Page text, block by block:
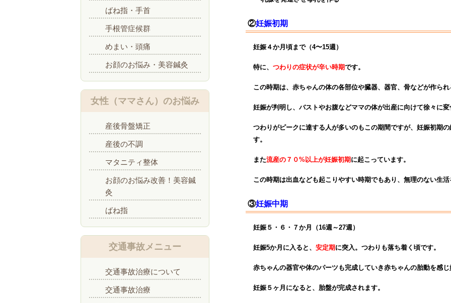
②妊娠初期
妊娠４か月頃まで（4〜15週）
特に、 つわりの症状が辛い時期です。
この時期は、赤ちゃんの体の各部位や臓器、 器官、骨などが作ら
妊娠が判明し、バストやお腹などママの体が出産に向けて徐々に
つわりがピークに達する人が多いのもこの期間ですが、 妊娠初期
す。
また流産の７０%以上が妊娠初期に起こっています。
この時期は出血なども起こりやすい時期でもあり、 無理のない生
③妊娠中期
妊娠５・６・７か月（16週～27週）
妊娠5か月に入ると、 安定期に突入。 つわりも落ち着く頃です。
赤ちゃんの器官や体のパーツも完成していき赤ちゃんの胎動を感
妊娠５ヶ月になると、 胎盤が完成されます。
ばね指・手首
手根管症候群
めまい・頭痛
お顔のお悩み・美容鍼灸
女性（ママさん）のお悩み
産後骨盤矯正
産後の不調
マタニティ整体
お顔のお悩み改善！美容鍼
灸
ばね指
交通事故メニュー
交通事故治療について
交通事故治療